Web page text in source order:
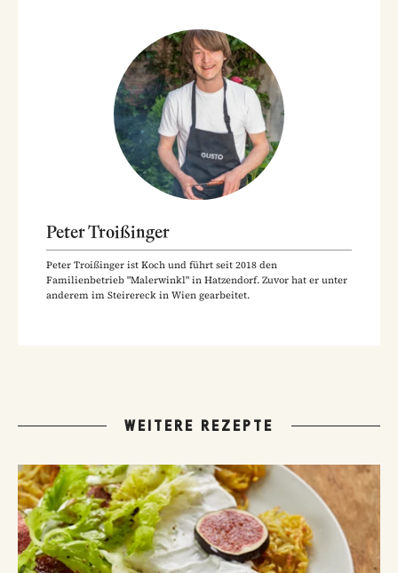
Peter Troißinger
Peter Troißinger ist Koch und führt seit 2018 den
Familienbetrieb "Malerwinkl" in Hatzendorf. Zuvor hat er unter
anderem im Steirereck in Wien gearbeitet.
WEITERE REZEPTE